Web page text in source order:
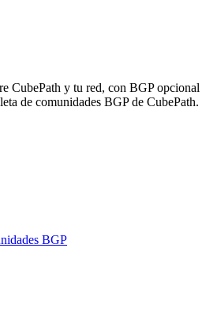
CubePath y tu red, con BGP opcional
de comunidades BGP de CubePath.
BGP